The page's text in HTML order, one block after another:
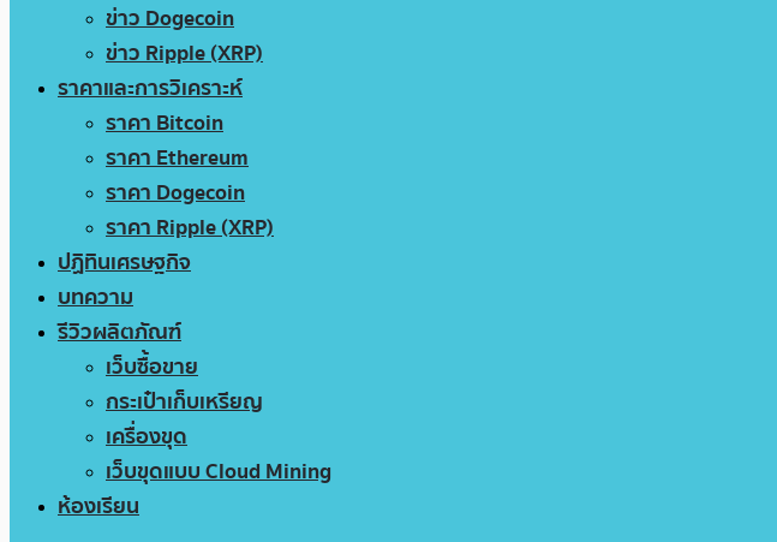
ข่าว Dogecoin
ข่าว Ripple (XRP)
ราคาและการวิเคราะห์
ราคา Bitcoin
ราคา Ethereum
ราคา Dogecoin
ราคา Ripple (XRP)
ปฏิทินเศรษฐกิจ
บทความ
รีวิวผลิตภัณฑ์
เว็บซื้อขาย
กระเป๋าเก็บเหรียญ
เครื่องขุด
เว็บขุดแบบ Cloud Mining
ห้องเรียน